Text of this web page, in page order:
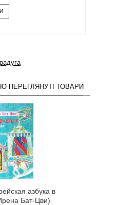
ПЕРЕГЛЯНУТІ ТОВАРИ
азбука в
Бат-Цви)